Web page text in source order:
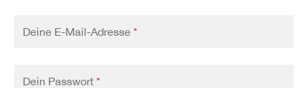
Deine E-Mail-Adresse *
Dein Passwort *